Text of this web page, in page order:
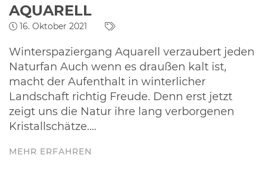
AQUARELL
16. Oktober 2021
Winterspaziergang Aquarell verzaubert jeden
Naturfan Auch wenn es draußen kalt ist,
macht der Aufenthalt in winterlicher
Landschaft richtig Freude. Denn erst jetzt
zeigt uns die Natur ihre lang verborgenen
Kristallschätze.…
MEHR ERFAHREN